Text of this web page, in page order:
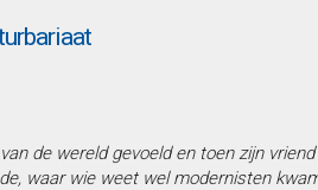
de wereld gevoeld en toen zijn
waar wie weet wel modernisten